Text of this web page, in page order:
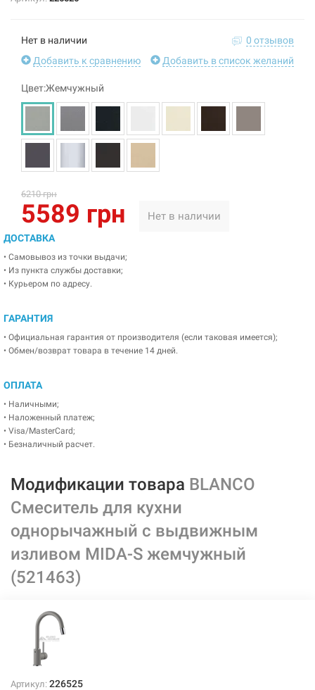
Нет в наличии
0 отзывов
Добавить к сравнению
Добавить в список желаний
Цвет:Жемчужный
6210 грн
5589 грн Нет в наличии
ДОСТАВКА
• Самовывоз из точки выдачи;
• Из пункта службы доставки;
• Курьером по адресу.
ГАРАНТИЯ
• Официальная гарантия от производителя (если таковая имеется);
• Обмен/возврат товара в течение 14 дней.
ОПЛАТА
• Наличными;
• Наложенный платеж;
• Visa/MasterCard;
• Безналичный расчет.
Модификации товара BLANCO
Смеситель для кухни
однорычажный с выдвижным
изливом MIDA-S жемчужный
(521463)
Артикул: 226525